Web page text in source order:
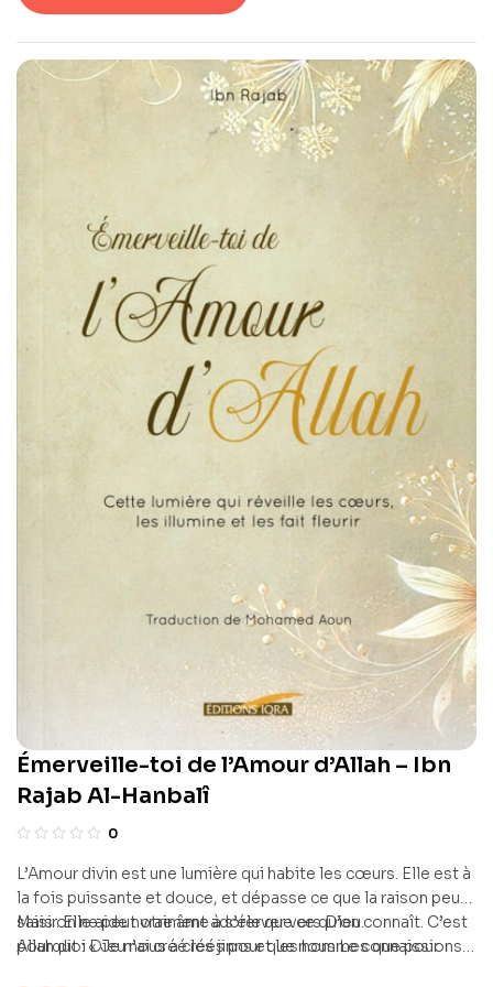
Émerveille-toi de l’Amour d’Allah – Ibn
Rajab Al-Hanbalî
0
L’Amour divin est une lumière qui habite les cœurs. Elle est à
la fois puissante et douce, et dépasse ce que la raison peut
saisir. Elle aide notre âme à s’élever vers Dieu.
Allah dit : « Je n’ai créé les jinns et les hommes que pour
Mais on ne peut vraiment adorer que ce qu’on connaît. C’est
pourquoi Dieu nous a créés pour que nous Le connaissions